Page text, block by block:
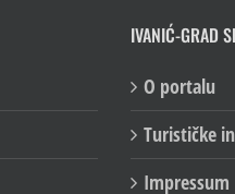
IVANIĆ-GRAD
O portalu
Turističke
Impressum